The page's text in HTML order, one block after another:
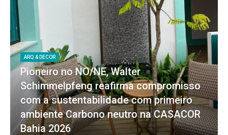
ARQ & DECOR
Pioneiro no NO/NE, Walter
Schimmelpfeng reafirma compromisso
com a sustentabilidade com primeiro
ambiente Carbono neutro na CASACOR
Bahia 2026